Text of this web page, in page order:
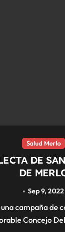
Salud Merlo
DE
DE
Sep 9, 2022
Concejo